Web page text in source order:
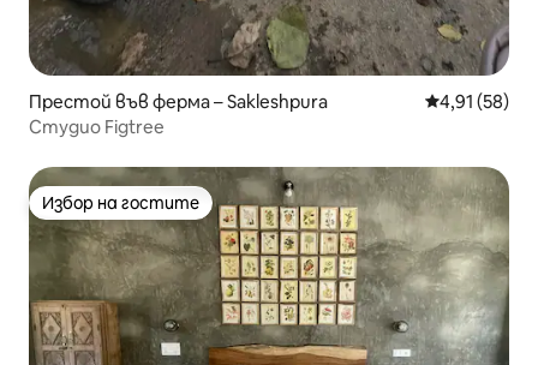
Престой във ферма – Sakleshpura Средна
4,91 (58)
Студио Figtree
Избор на гостите
Избор на гостите